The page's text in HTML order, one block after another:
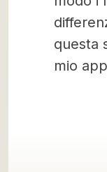
questa
mio